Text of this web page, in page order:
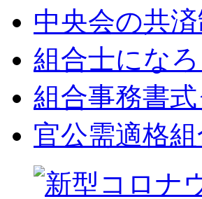
中央会の共
組合士になろ
組合事務書
官公需適格